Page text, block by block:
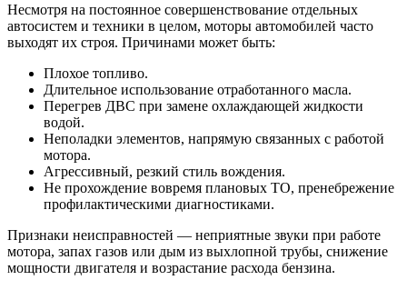
Несмотря на постоянное совершенствование отдельных
автосистем и техники в целом, моторы автомобилей часто
выходят их строя. Причинами может быть:
Плохое топливо.
Длительное использование отработанного масла.
Перегрев ДВС при замене охлаждающей жидкости
водой.
Неполадки элементов, напрямую связанных с работой
мотора.
Агрессивный, резкий стиль вождения.
Не прохождение вовремя плановых ТО, пренебрежение
профилактическими диагностиками.
Признаки неисправностей — неприятные звуки при работе
мотора, запах газов или дым из выхлопной трубы, снижение
мощности двигателя и возрастание расхода бензина.